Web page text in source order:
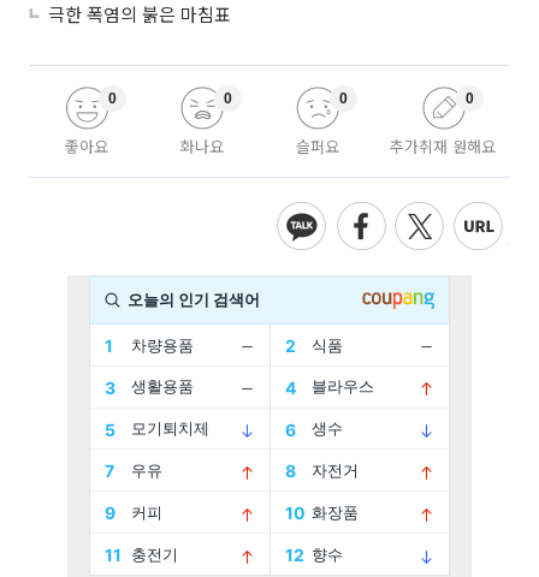
극한 폭염의 붉은 마침표
좋아요
0
화나요
0
슬퍼요
0
추가취재 원해요
0